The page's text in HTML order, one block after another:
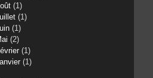
(1)
(1)
(1)
(2)
(1)
(1)